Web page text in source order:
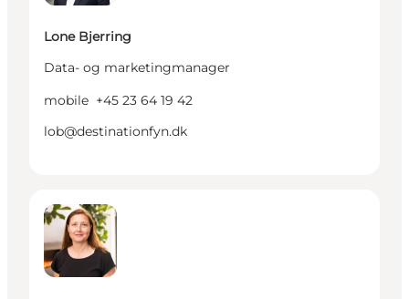
Lone Bjerring
Data- og marketingmanager
mobile +45 23 64 19 42
lob@destinationfyn.dk